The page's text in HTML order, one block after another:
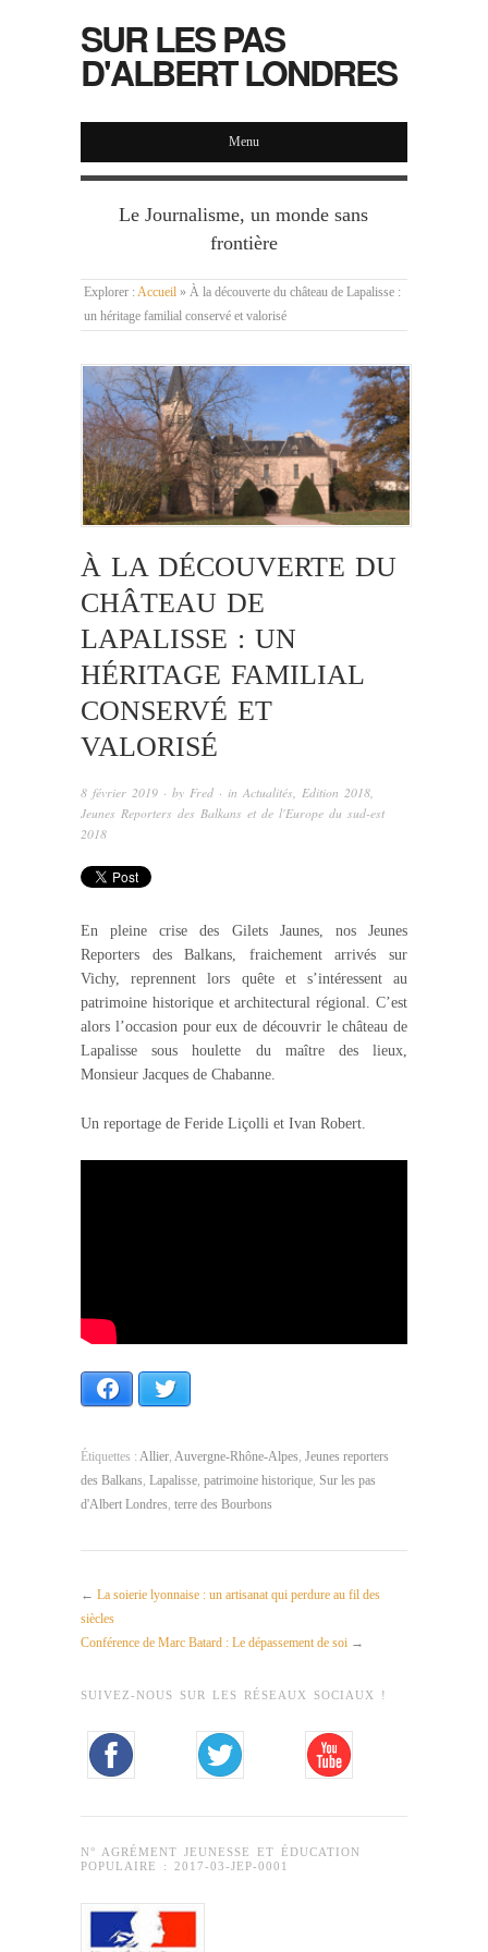
SUR LES PAS
D'ALBERT LONDRES
Menu
Le Journalisme, un monde sans
frontière
Explorer : Accueil » À la découverte du château de Lapalisse :
un héritage familial conservé et valorisé
À LA DÉCOUVERTE DU
CHÂTEAU DE
LAPALISSE : UN
HÉRITAGE FAMILIAL
CONSERVÉ ET
VALORISÉ
8 février 2019 · by Fred · in Actualités, Edition 2018,
Jeunes Reporters des Balkans et de l'Europe du sud-est
2018
En pleine crise des Gilets Jaunes, nos Jeunes
Reporters des Balkans, fraichement arrivés sur
Vichy, reprennent lors quête et s’intéressent au
patrimoine historique et architectural régional. C’est
alors l’occasion pour eux de découvrir le château de
Lapalisse sous houlette du maître des lieux,
Monsieur Jacques de Chabanne.
Un reportage de Feride Liçolli et Ivan Robert.
Facebook
Étiquettes : Allier, Auvergne-Rhône-Alpes, Jeunes reporters
des Balkans, Lapalisse, patrimoine historique, Sur les pas
d'Albert Londres, terre des Bourbons
← La soierie lyonnaise : un artisanat qui perdure au fil des
siècles
Conférence de Marc Batard : Le dépassement de soi →
SUIVEZ-NOUS SUR LES RÉSEAUX SOCIAUX !
N° AGRÉMENT JEUNESSE ET ÉDUCATION
POPULAIRE : 2017-03-JEP-0001